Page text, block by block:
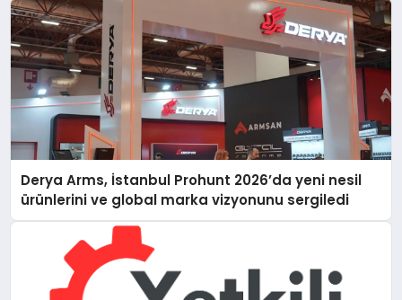
Derya Arms, İstanbul Prohunt 2026’da yeni nesil
ürünlerini ve global marka vizyonunu sergiledi